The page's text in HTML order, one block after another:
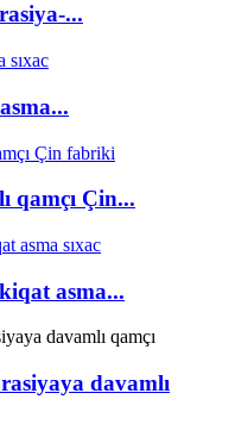
...
qamçı Çin...
asma...
davamlı